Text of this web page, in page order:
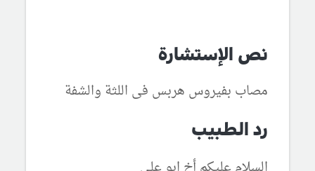
نص الإستشارة
مصاب بفيروس هربس فى اللثة والشفة
رد الطبيب